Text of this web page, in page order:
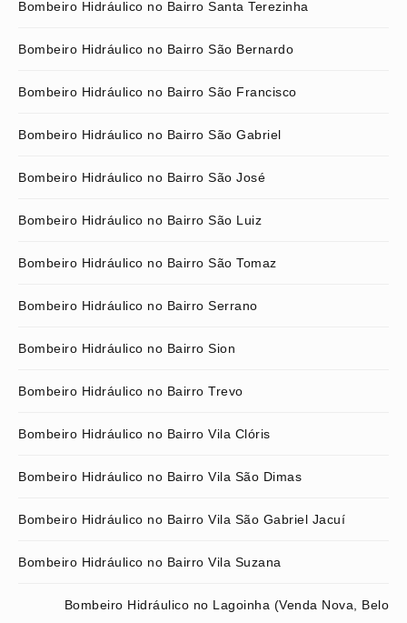
Bombeiro Hidráulico no Bairro Santa Terezinha
Bombeiro Hidráulico no Bairro São Bernardo
Bombeiro Hidráulico no Bairro São Francisco
Bombeiro Hidráulico no Bairro São Gabriel
Bombeiro Hidráulico no Bairro São José
Bombeiro Hidráulico no Bairro São Luiz
Bombeiro Hidráulico no Bairro São Tomaz
Bombeiro Hidráulico no Bairro Serrano
Bombeiro Hidráulico no Bairro Sion
Bombeiro Hidráulico no Bairro Trevo
Bombeiro Hidráulico no Bairro Vila Clóris
Bombeiro Hidráulico no Bairro Vila São Dimas
Bombeiro Hidráulico no Bairro Vila São Gabriel Jacuí
Bombeiro Hidráulico no Bairro Vila Suzana
Bombeiro Hidráulico no Lagoinha (Venda Nova, Belo